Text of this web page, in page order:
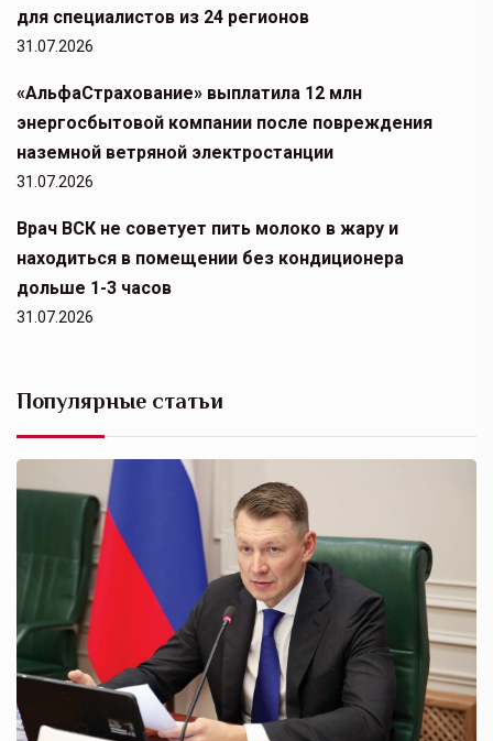
для специалистов из 24 регионов
31.07.2026
«АльфаСтрахование» выплатила 12 млн
энергосбытовой компании после повреждения
наземной ветряной электростанции
31.07.2026
Врач ВСК не советует пить молоко в жару и
находиться в помещении без кондиционера
дольше 1-3 часов
31.07.2026
Популярные статьи